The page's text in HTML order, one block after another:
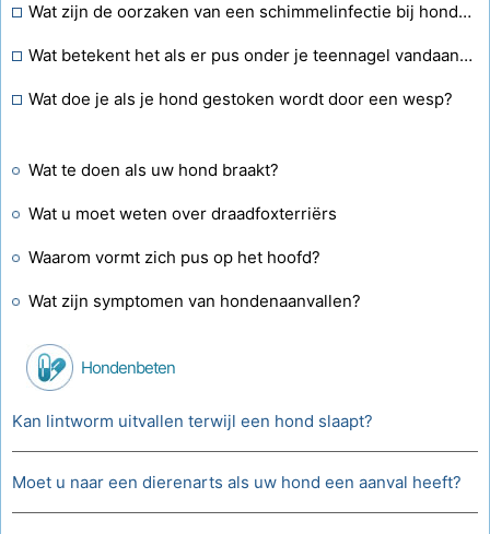
Wat zijn de oorzaken van een schimmelinfectie bij honden?
Wat betekent het als er pus onder je teennagel vandaan komt?
Wat doe je als je hond gestoken wordt door een wesp?
Wat te doen als uw hond braakt?
Wat u moet weten over draadfoxterriërs
Waarom vormt zich pus op het hoofd?
Wat zijn symptomen van hondenaanvallen?
Hondenbeten
Kan lintworm uitvallen terwijl een hond slaapt?
Moet u naar een dierenarts als uw hond een aanval heeft?